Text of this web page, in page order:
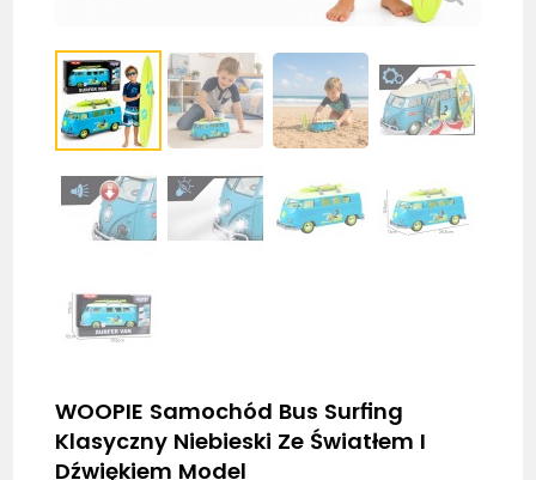
WOOPIE Samochód Bus Surfing
Klasyczny Niebieski Ze Światłem I
Dźwiękiem Model